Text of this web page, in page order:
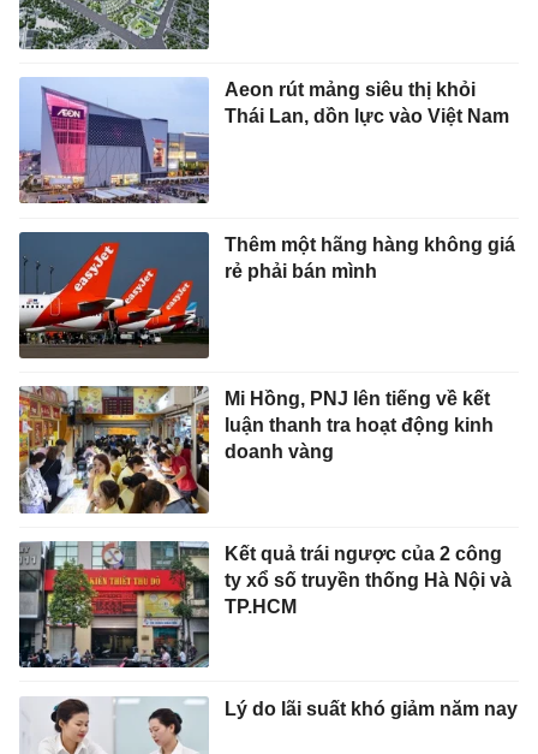
Aeon rút mảng siêu thị khỏi
Thái Lan, dồn lực vào Việt Nam
Thêm một hãng hàng không giá
rẻ phải bán mình
Mi Hồng, PNJ lên tiếng về kết
luận thanh tra hoạt động kinh
doanh vàng
Kết quả trái ngược của 2 công
ty xổ số truyền thống Hà Nội và
TP.HCM
Lý do lãi suất khó giảm năm nay